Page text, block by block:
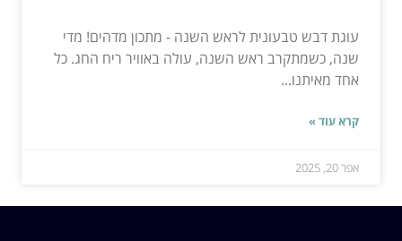
עוגת דבש טבעונית לראש השנה - מתכון מדהים! מדי
שנה, כשמתקרב ראש השנה, עולה באוויר ריח החג. כל
אחד מאיתנו...
קרא עוד »
אפר 20, 2025